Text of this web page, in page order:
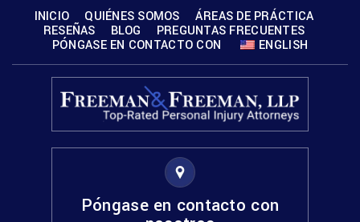
INICIO QUIÉNES SOMOS
ÁREAS DE PRÁCTICA
RESEÑAS
BLOG
PREGUNTAS FRECUENTES
PÓNGASE EN CONTACTO CON
ENGLISH
Póngase en contacto con